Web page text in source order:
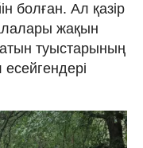
болған. Ал қазір
жақын
туыстарының